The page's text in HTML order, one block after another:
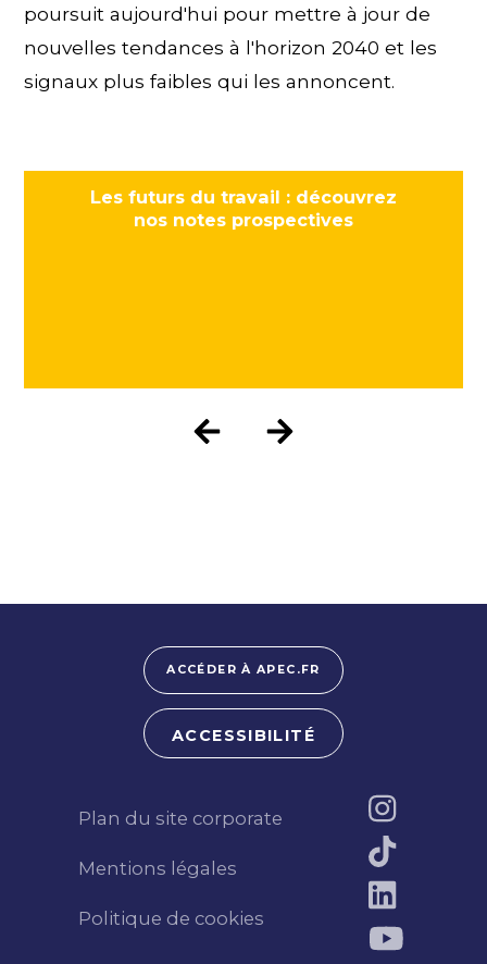
poursuit aujourd'hui pour mettre à jour de
nouvelles tendances à l'horizon 2040 et les
signaux plus faibles qui les annoncent.
Les futurs du travail : découvrez
nos notes prospectives
Plan du site corporate
Mentions légales
Politique de cookies
ACCÉDER À APEC.FR
ACCESSIBILITÉ